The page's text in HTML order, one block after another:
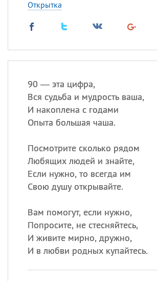
Открытка
90 — эта цифра,
Вся судьба и мудрость ваша,
И накоплена с годами
Опыта большая чаша.
Посмотрите сколько рядом
Любящих людей и знайте,
Если нужно, то всегда им
Свою душу открывайте.
Вам помогут, если нужно,
Попросите, не стесняйтесь,
И живите мирно, дружно,
И в любви родных купайтесь.